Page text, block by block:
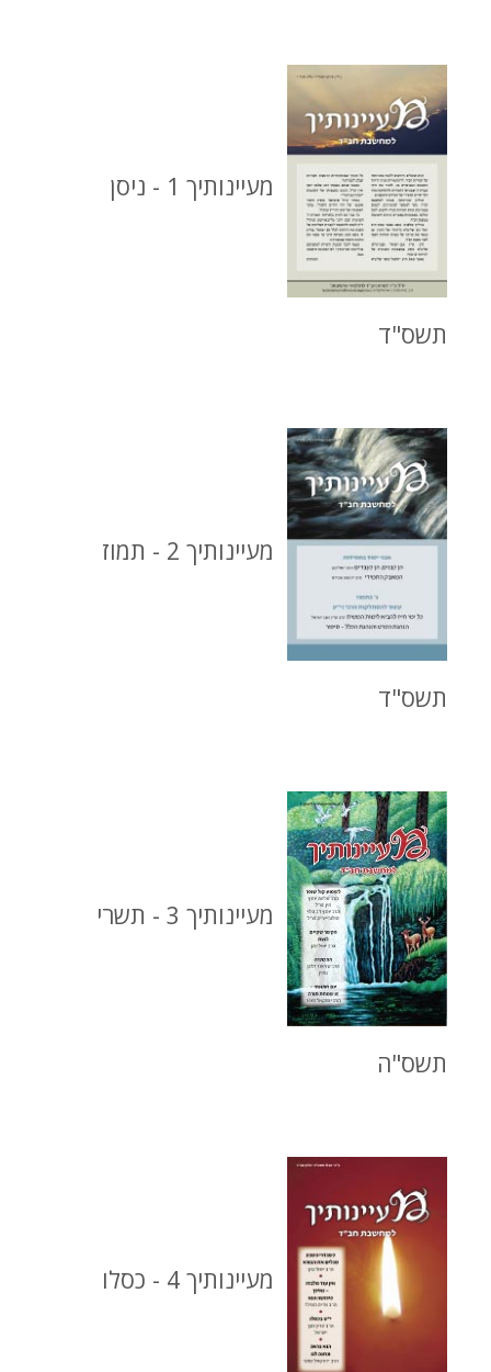
מעיינותיך 1 - ניסן
תשס"ד
מעיינותיך 2 - תמוז
תשס"ד
מעיינותיך 3 - תשרי
תשס"ה
מעיינותיך 4 - כסלו